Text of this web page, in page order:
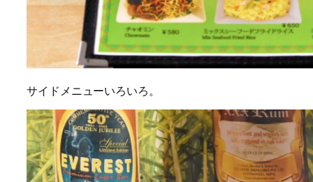
サイドメニューいろいろ。